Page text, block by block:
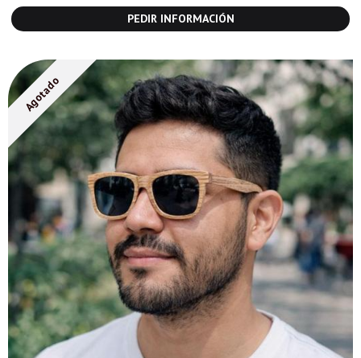
PEDIR INFORMACIÓN
Agotado